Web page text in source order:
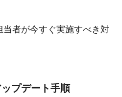
者が今すぐ実施すべき対
プデート手順